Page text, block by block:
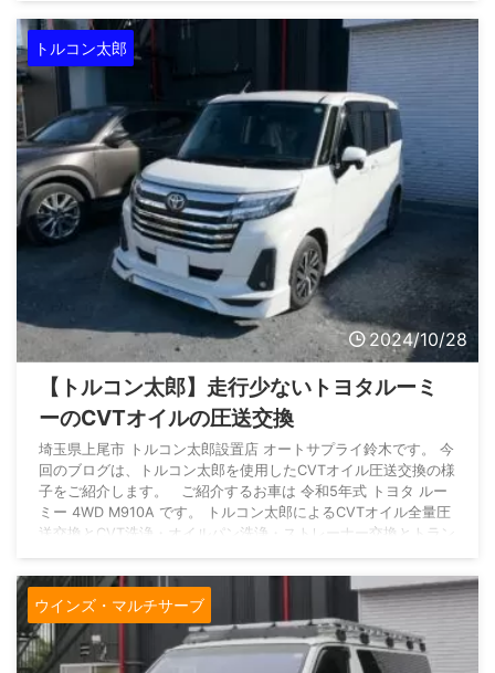
りご入庫いただきました。 数あるトルコン太郎設置店の中か
ら、オートサプライ鈴木をご指名いただきまして誠にありがとう
...
トルコン太郎
2024/10/28
【トルコン太郎】走行少ないトヨタルーミ
ーのCVTオイルの圧送交換
埼玉県上尾市 トルコン太郎設置店 オートサプライ鈴木です。 今
回のブログは、トルコン太郎を使用したCVTオイル圧送交換の様
子をご紹介します。 ご紹介するお車は 令和5年式 トヨタ ルー
ミー 4WD M910A です。 トルコン太郎によるCVTオイル全量圧
送交換とCVT洗浄・オイルパン洗浄・ストレーナー交換とトラン
ライ鈴木のトルコン太郎施工のため、群馬県渋川市よりご入庫い
ただきました。 数あるトルコン太郎設置店の中から、オ ...
ウインズ・マルチサーブ